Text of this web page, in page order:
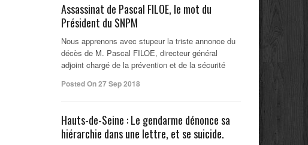
Assassinat de Pascal FILOE, le mot du
Président du SNPM
Nous apprenons avec stupeur la triste annonce du
décès de M. Pascal FILOE, directeur général
adjoint chargé de la prévention et de la sécurité
Posted On 27 Sep 2018
Hauts-de-Seine : Le gendarme dénonce sa
hiérarchie dans une lettre, et se suicide.